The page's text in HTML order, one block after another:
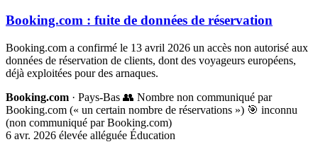
Booking.com : fuite de données de réservation
Booking.com a confirmé le 13 avril 2026 un accès non autorisé aux
données de réservation de clients, dont des voyageurs européens,
déjà exploitées pour des arnaques.
Booking.com · Pays-Bas 👥 Nombre non communiqué par
Booking.com (« un certain nombre de réservations ») 🎯 inconnu
(non communiqué par Booking.com)
6 avr. 2026 élevée alléguée Éducation